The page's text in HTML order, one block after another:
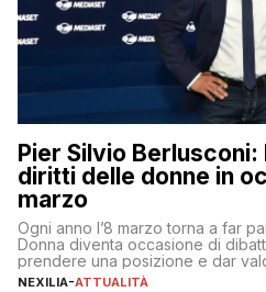
Pier Silvio
diritti delle donne in
marzo
Ogni anno l’8 marzo torna a far
Donna diventa occasione di
prendere una posizione e dar
sua complessità e crucialità. A
NEXILIA-ATTUALITÀ